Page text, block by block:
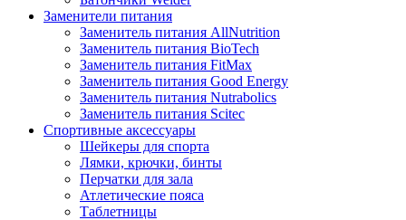
Заменители питания
Заменитель питания AllNutrition
Заменитель питания BioTech
Заменитель питания FitMax
Заменитель питания Good Energy
Заменитель питания Nutrabolics
Заменитель питания Scitec
Спортивные аксессуары
Шейкеры для спорта
Лямки, крючки, бинты
Перчатки для зала
Атлетические пояса
Таблетницы